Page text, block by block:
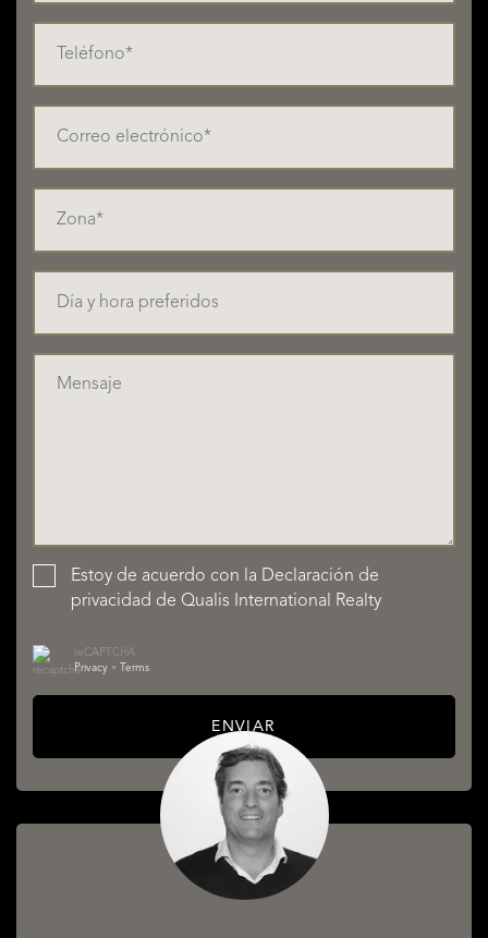
Estoy de acuerdo con la Declaración de
privacidad de Qualis International Realty
reCAPTCHA
Privacy • Terms
ENVIAR